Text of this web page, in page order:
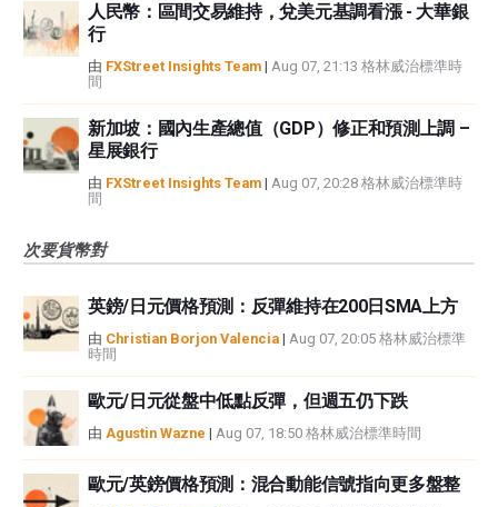
人民幣：區間交易維持，兌美元基調看漲 - 大華銀
行
由 FXStreet Insights Team | Aug 07, 21:13 格林威治標準時
間
新加坡：國內生產總值（GDP）修正和預測上調 –
星展銀行
由 FXStreet Insights Team | Aug 07, 20:28 格林威治標準時
間
次要貨幣對
英鎊/日元價格預測：反彈維持在200日SMA上方
由 Christian Borjon Valencia | Aug 07, 20:05 格林威治標準
時間
歐元/日元從盤中低點反彈，但週五仍下跌
由 Agustin Wazne | Aug 07, 18:50 格林威治標準時間
歐元/英鎊價格預測：混合動能信號指向更多盤整